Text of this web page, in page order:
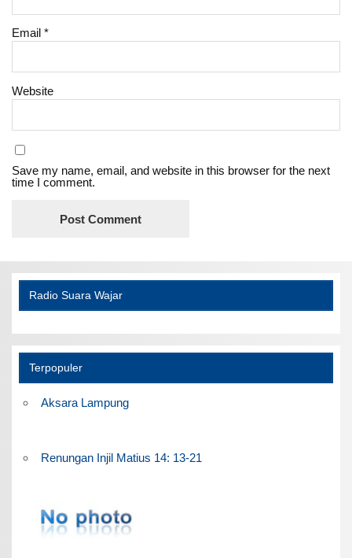
Email*
Website
Save my name, email, and website in this browser for the next
time I comment.
Radio Suara Wajar
Terpopuler
Aksara Lampung
Renungan Injil Matius 14: 13-21